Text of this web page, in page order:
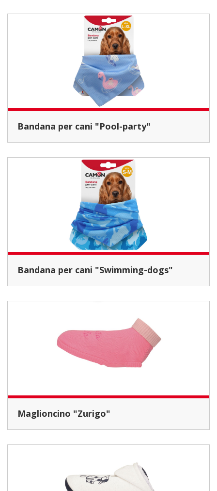
Bandana per cani "Pool-party"
Bandana per cani "Swimming-dogs"
Maglioncino "Zurigo"